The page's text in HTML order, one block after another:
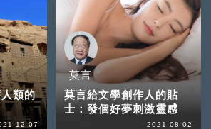
類的
12-07
莫言
莫言給文學創作人的貼
士：發個好夢刺激靈感
2021-08-02